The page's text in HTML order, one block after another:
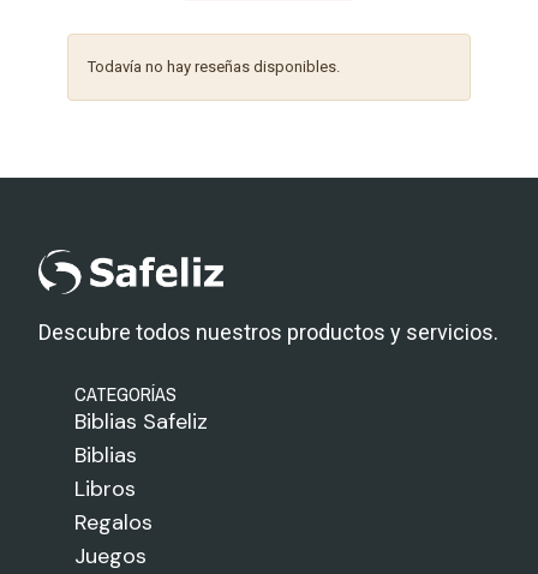
Todavía no hay reseñas disponibles.
Descubre todos nuestros productos y servicios.
CATEGORÍAS
Biblias Safeliz
Biblias
Libros
Regalos
Juegos